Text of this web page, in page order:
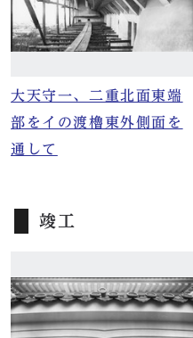
大天守一、二重北面東端
部をイの渡櫓東外側面を
通して
竣工